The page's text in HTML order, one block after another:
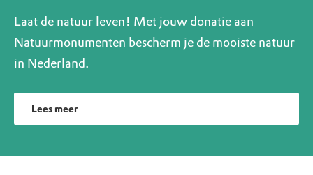
Laat de natuur leven! Met jouw donatie aan
Natuurmonumenten bescherm je de mooiste natuur
in Nederland.
Lees meer